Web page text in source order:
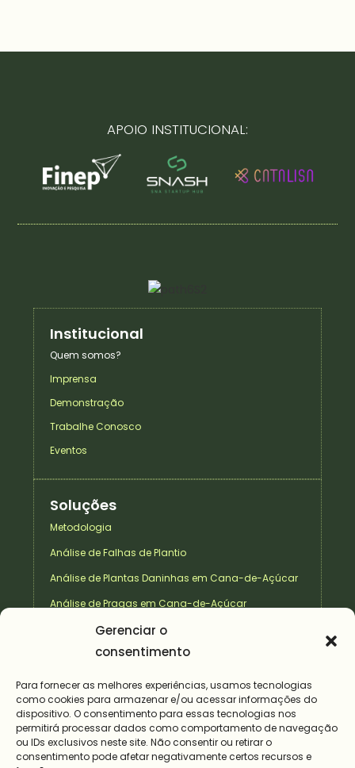
Gerenciar o
consentimento
Para fornecer as melhores experiências, usamos tecnologias
como cookies para armazenar e/ou acessar informações do
dispositivo. O consentimento para essas tecnologias nos
permitirá processar dados como comportamento de navegação
ou IDs exclusivos neste site. Não consentir ou retirar o
consentimento pode afetar negativamente certos recursos e
APOIO INSTITUCIONAL:
Institucional
Quem somos?
Imprensa
Demonstração
Trabalhe Conosco
Eventos
Soluções
Metodologia
Análise de Falhas de Plantio
Análise de Plantas Daninhas em Cana-de-Açúcar
Análise de Pragas em Cana-de-Açúcar
Análise de Plantas Daninhas no Pasto
Contatos
+55 82 9 9939-7101
faleconosco@yathe.com.br